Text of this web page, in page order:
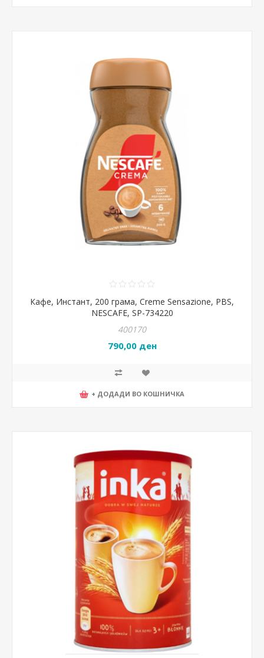
Кафе, Инстант, 200 грама, Creme Sensazione, PBS,
NESCAFE, SP-734220
400170
790,00 ден
+ ДОДАДИ ВО КОШНИЧКА